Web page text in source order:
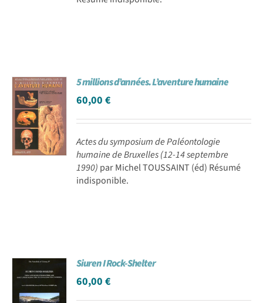
5 millions d’années. L’aventure humaine
60,00€
Actes du symposium de Paléontologie
humaine de Bruxelles (12-14 septembre
1990) par Michel TOUSSAINT (éd) Résumé
indisponible.
Siuren I Rock-Shelter
60,00€